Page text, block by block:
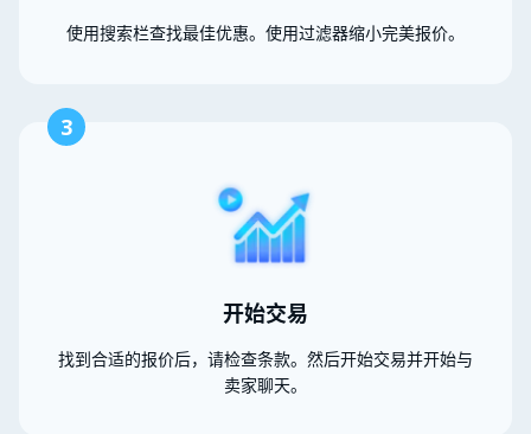
使用搜索栏查找最佳优惠。使用过滤器缩小完美报价。
3
开始交易
找到合适的报价后，请检查条款。然后开始交易并开始与
卖家聊天。